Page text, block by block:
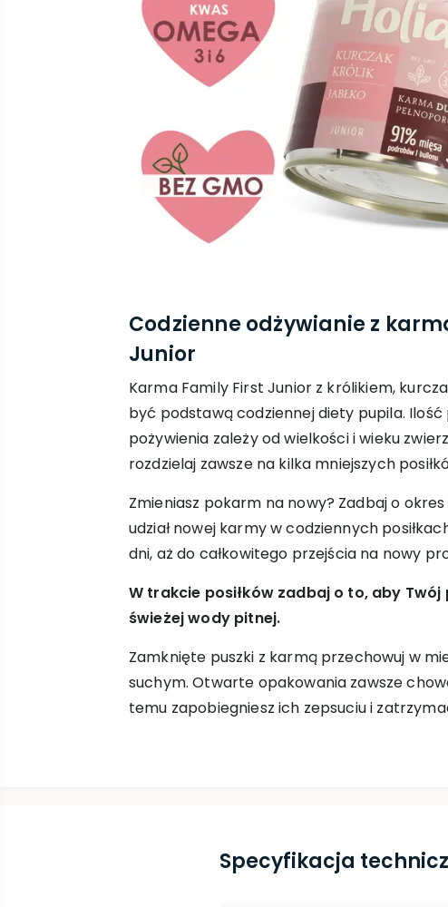
Codzienne odżywianie z
Junior
Karma Family First Junior z królikiem,
być podstawą codziennej diety pupila.
pożywienia zależy od wielkości i wieku
rozdzielaj zawsze na kilka mniejszych
Zmieniasz pokarm na nowy? Zadbaj o
udział nowej karmy w codziennych
dni, aż do całkowitego przejścia na nowy
W trakcie posiłków zadbaj o to, aby Twój
świeżej wody pitnej.
Zamknięte puszki z karmą przechowuj w
suchym. Otwarte opakowania zawsze
temu zapobiegniesz ich zepsuciu i
Specyfikacja